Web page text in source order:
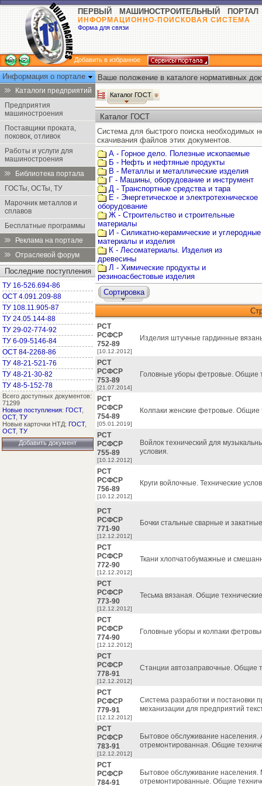
ПЕРВЫЙ МАШИНОСТРОИТЕЛЬНЫЙ ПОРТАЛ
ИНФОРМАЦИОННО-ПОИСКОВАЯ СИСТЕМА
Форма для связи
Добавить в избранное
Информация о портале
Каталоги предприятий
Предприятия
машиностроения
Поставщики проката,
поковок, отливок
Работы и услуги для
машиностроения
Библиотека портала
ГОСТы, ОСТы, ТУ
Марочник металлов и
сплавов
Бесплатные программы
Реклама на портале
Отраслевой форум
Последние поступления
ТУ 16-526.694-86
ОСТ 4.091.209-88
ТУ 108.11.905-87
ТУ 24.05.144-88
ТУ 29-02-774-92
ТУ 6-09-5146-84
ОСТ 84-2268-86
ТУ 48-21-521-76
ТУ 48-21-30-82
ТУ 48-5-152-78
Всего доступных документов:
71299
Новые поступления: ГОСТ,
ОСТ, ТУ
Новые карточки НТД: ГОСТ,
ОСТ, ТУ
Добавить документ
Ваше положение в каталоге нормативных
Каталог ГОСТ
Каталог ГОСТ
Система для быстрого поиска необходимых
скачивания файлов этих документов.
А - Горное дело. Полезные ископаемые
Б - Нефть и нефтяные продукты
В - Металлы и металлические изделия
Г - Машины, оборудование и инструмент
Д - Транспортные средства и тара
Е - Энергетическое и электротехническое
оборудование
Ж - Строительство и строительные
материалы
И - Силикатно-керамические и углеродные
материалы и изделия
К - Лесоматериалы. Изделия из
древесины
Л - Химические продукты и
резиноасбестовые изделия
Сортировка
РСТ
РСФСР
752-89
[10.12.2012]
Изделия штучные гардинные
РСТ
РСФСР
753-89
[21.07.2014]
Головные уборы фетровые. Общие
РСТ
РСФСР
754-89
[05.01.2019]
Колпаки женские фетровые. Общие
РСТ
РСФСР
755-89
[10.12.2012]
Войлок технический для
условия.
РСТ
РСФСР
756-89
[10.12.2012]
Круги войлочные. Технические
РСТ
РСФСР
771-90
[12.12.2012]
Бочки стальные сварные и
РСТ
РСФСР
772-90
[12.12.2012]
Ткани хлопчатобумажные и
РСТ
РСФСР
773-90
[12.12.2012]
Тесьма вязаная. Общие
РСТ
РСФСР
774-90
[12.12.2012]
Головные уборы и колпаки
РСТ
РСФСР
778-91
[12.12.2012]
Станции автозаправочные. Общие
РСТ
РСФСР
779-91
[12.12.2012]
Система разработки и постановки
механизации для предприятий
РСТ
РСФСР
783-91
[12.12.2012]
Бытовое обслуживание
отремонтированная. Общие
РСТ
РСФСР
784-91
Бытовое обслуживание
отремонтированные. Общие